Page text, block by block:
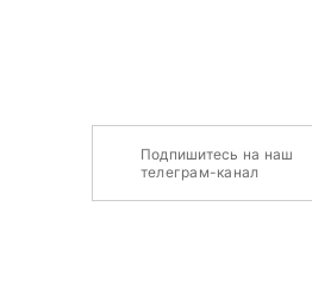
Подпишитесь на наш
телеграм-канал